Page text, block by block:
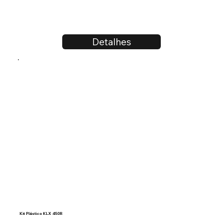
Detalhes
Kit Plástico KLX 450R